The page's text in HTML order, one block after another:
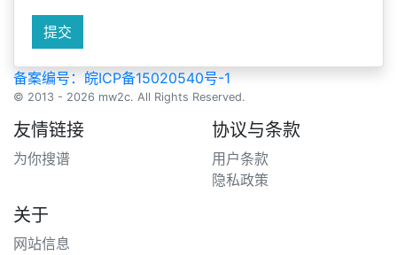
提交
备案编号：皖ICP备15020540号-1
© 2013 - 2026 mw2c. All Rights Reserved.
友情链接
为你搜谱
协议与条款
用户条款
隐私政策
关于
网站信息